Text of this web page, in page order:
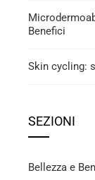
Benefici
Skin cycling:
SEZIONI
Bellezza e